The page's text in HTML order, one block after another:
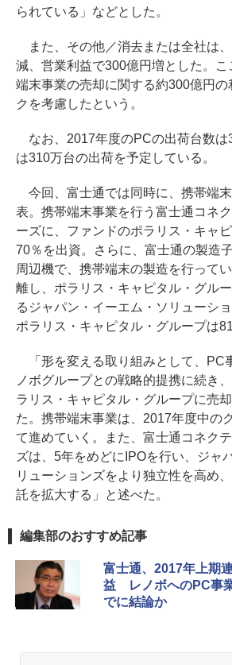
られている」などとした。
また、その他／消去または全社は
減、営業利益で300億円増とした。
端末事業の売却に関する約300億円の
クを考慮したという。
なお、2017年度のPCの出荷台数は
は310万台の出荷を予定している。
今回、富士通では同時に、携帯端
表。携帯端末事業を行う富士通コネ
ーズに、ファンドのポラリス・キャ
70％を出資。さらに、富士通の製造
周辺機で、携帯端末の製造を行って
離し、ポラリス・キャピタル・グル
るジャパン・イーエム・ソリューシ
ポラリス・キャピタル・グループは
「形を変える取り組みとして、PC
ノボグループとの戦略的提携に続き
ラリス・キャピタル・グループに売
た。携帯端末事業は、2017年度中の
て進めていく。また、富士通コネク
ズは、5年をめどにIPOを行い、ジャ
リューションズをより独立性を高め
託を拡大する」と述べた。
編集部のおすすめ記事
富士通、2017年上期
益 レノボへのPC事
でに結論か